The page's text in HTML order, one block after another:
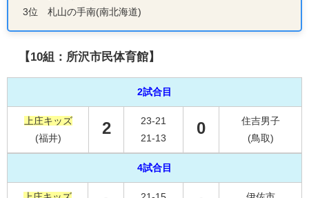
3位 札山の手南(南北海道)
【10組：所沢市民体育館】
2試合目
上庄キッズ
(福井)
2
23-21
21-13
0
住吉男子
(鳥取)
4試合目